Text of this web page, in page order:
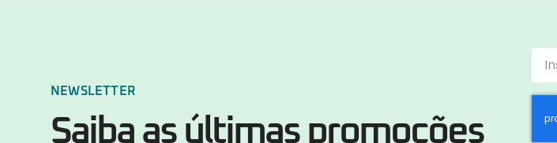
NEWSLETTER
Saiba as últimas promoções